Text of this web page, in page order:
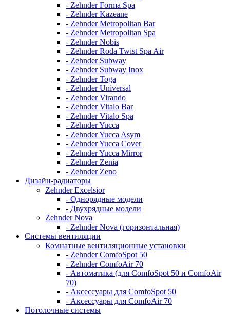
- Zehnder Forma Spa
- Zehnder Kazeane
- Zehnder Metropolitan Bar
- Zehnder Metropolitan Spa
- Zehnder Nobis
- Zehnder Roda Twist Spa Air
- Zehnder Subway
- Zehnder Subway Inox
- Zehnder Toga
- Zehnder Universal
- Zehnder Virando
- Zehnder Vitalo Bar
- Zehnder Vitalo Spa
- Zehnder Yucca
- Zehnder Yucca Asym
- Zehnder Yucca Cover
- Zehnder Yucca Mirror
- Zehnder Zenia
- Zehnder Zeno
Дизайн-радиаторы
Zehnder Excelsior
- Однорядные модели
- Двухрядные модели
Zehnder Nova
- Zehnder Nova (горизонтальная)
Системы вентиляции
Комнатные вентиляционные установки
- Zehnder ComfoSpot 50
- Zehnder ComfoAir 70
- Автоматика (для ComfoSpot 50 и ComfoAir
70)
- Аксессуары для ComfoSpot 50
- Аксессуары для ComfoAir 70
Потолочные системы